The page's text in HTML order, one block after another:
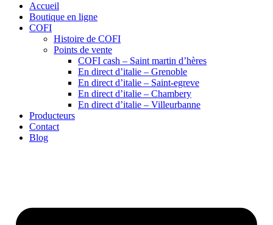
Accueil
Boutique en ligne
COFI
Histoire de COFI
Points de vente
COFI cash – Saint martin d’hères
En direct d’italie – Grenoble
En direct d’italie – Saint-egreve
En direct d’italie – Chambery
En direct d’italie – Villeurbanne
Producteurs
Contact
Blog